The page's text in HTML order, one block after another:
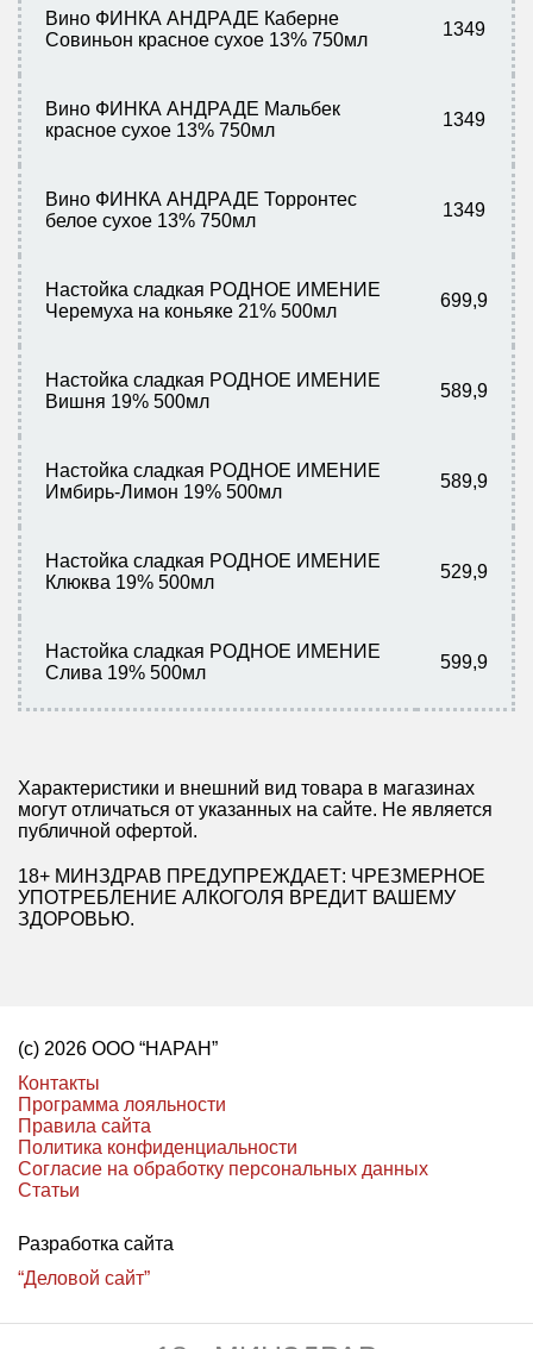
Вино ФИНКА АНДРАДЕ Каберне
Совиньон красное сухое 13% 750мл
1349
Вино ФИНКА АНДРАДЕ Мальбек
красное сухое 13% 750мл
1349
Вино ФИНКА АНДРАДЕ Торронтес
белое сухое 13% 750мл
1349
Настойка сладкая РОДНОЕ ИМЕНИЕ
Черемуха на коньяке 21% 500мл
699,9
Настойка сладкая РОДНОЕ ИМЕНИЕ
Вишня 19% 500мл
589,9
Настойка сладкая РОДНОЕ ИМЕНИЕ
Имбирь-Лимон 19% 500мл
589,9
Настойка сладкая РОДНОЕ ИМЕНИЕ
Клюква 19% 500мл
529,9
Настойка сладкая РОДНОЕ ИМЕНИЕ
Слива 19% 500мл
599,9
Характеристики и внешний вид товара в магазинах
могут отличаться от указанных на сайте. Не является
публичной офертой.
18+ МИНЗДРАВ ПРЕДУПРЕЖДАЕТ: ЧРЕЗМЕРНОЕ
УПОТРЕБЛЕНИЕ АЛКОГОЛЯ ВРЕДИТ ВАШЕМУ
ЗДОРОВЬЮ.
(с) 2026 ООО “НАРАН”
Контакты
Программа лояльности
Правила сайта
Политика конфиденциальности
Согласие на обработку персональных данных
Статьи
Разработка сайта
“Деловой сайт”